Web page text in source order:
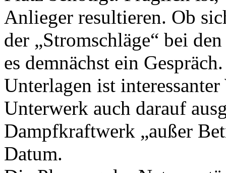
Anlieger resultieren. Ob
der „Stromschläge“ bei
es demnächst ein
Unterlagen ist
Unterwerk auch darauf
Dampfkraftwerk „außer
Datum.